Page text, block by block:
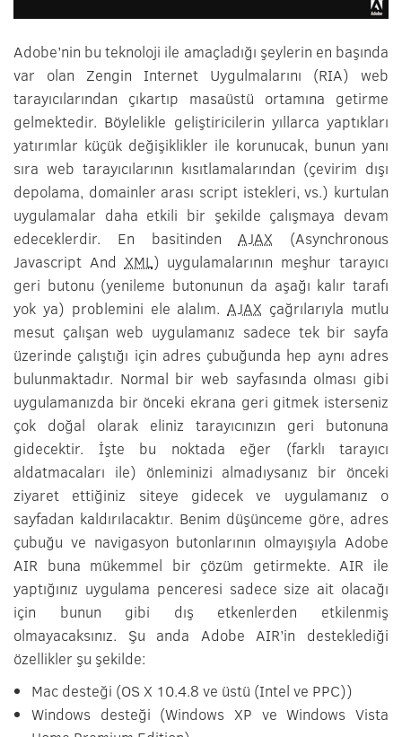
Adobe’nin bu teknoloji ile amaçladığı şeylerin en başında
var olan Zengin Internet Uygulmalarını (RIA) web
tarayıcılarından çıkartıp masaüstü ortamına getirme
gelmektedir. Böylelikle geliştiricilerin yıllarca yaptıkları
yatırımlar küçük değişiklikler ile korunucak, bunun yanı
sıra web tarayıcılarının kısıtlamalarından (çevirim dışı
depolama, domainler arası script istekleri, vs.) kurtulan
uygulamalar daha etkili bir şekilde çalışmaya devam
edeceklerdir. En basitindenAJAX (Asynchronous
Javascript And XML) uygulamalarının meşhur tarayıcı
geri butonu (yenileme butonunun da aşağı kalır tarafı
yok ya) problemini ele alalım.AJAX çağrılarıyla mutlu
mesut çalışan web uygulamanız sadece tek bir sayfa
üzerinde çalıştığı için adres çubuğunda hep aynı adres
bulunmaktadır. Normal bir web sayfasında olması gibi
uygulamanızda bir önceki ekrana geri gitmek isterseniz
çok doğal olarak eliniz tarayıcınızın geri butonuna
gidecektir. İşte bu noktada eğer (farklı tarayıcı
aldatmacaları ile) önleminizi almadıysanız bir önceki
ziyaret ettiğiniz siteye gidecek ve uygulamanız o
sayfadan kaldırılacaktır. Benim düşünceme göre, adres
çubuğu ve navigasyon butonlarının olmayışıyla Adobe
AIR buna mükemmel bir çözüm getirmekte. AIR ile
yaptığınız uygulama penceresi sadece size ait olacağı
için bunun gibi dış etkenlerden etkilenmiş
olmayacaksınız. Şu anda Adobe AIR’in desteklediği
özellikler şu şekilde:
Mac desteği (OS X 10.4.8 ve üstü (Intel ve PPC))
Windows desteği (Windows XP ve Windows Vista